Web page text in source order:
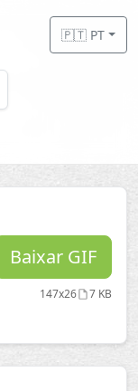
🇵🇹 PT
Baixar GIF
147x26 7 KB